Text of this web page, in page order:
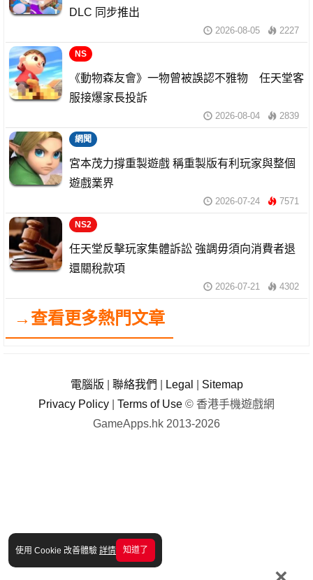
使用 Cookie 改善體驗 詳情 知道了
DLC 同步推出
2026-08-05 2227
NS
《動物森友會》一物曾被誤認不雅物 任天堂客
服接爆家長投訴
2026-08-04 2839
網聞
宮本茂力撐重製遊戲 稱重製版有利玩家與整個
遊戲業界
2026-07-24 7571
NS2
任天堂反擊玩家集體訴訟 強調毋須向消費者退
還關稅款項
2026-07-21 4302
→查看更多熱門文章
電腦版 聯絡我們 Legal
Sitemap
Privacy Policy
Terms of Use © 香港手機遊戲網
GameApps.hk 2013-2026